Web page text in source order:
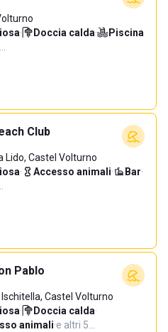
· Doccia calda·
Piscina
Club
Lido, Castel Volturno
· Accesso animali· Bar·
Pablo
Castel Volturno
· Doccia calda·
animali·e altri 5…